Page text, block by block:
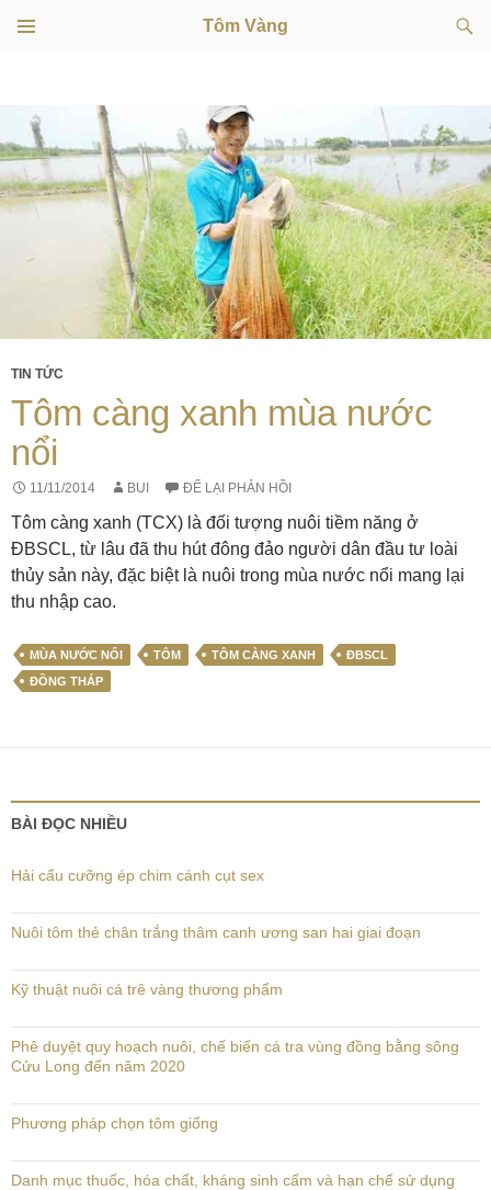
Tôm Vàng
kiếm
NỘI
DUNG
TIN TỨC
Tôm càng xanh mùa nước
nổi
11/11/2014 BUI ĐỂ LẠI PHẢN HỒI
Tôm càng xanh (TCX) là đối tượng nuôi tiềm năng ở
ĐBSCL, từ lâu đã thu hút đông đảo người dân đầu tư loài
thủy sản này, đặc biệt là nuôi trong mùa nước nổi mang lại
thu nhập cao.
MÙA NƯỚC NỔI TÔM TÔM CÀNG XANH
ĐBSCL
ĐỒNG THÁP
BÀI ĐỌC NHIỀU
Hải cẩu cưỡng ép chim cánh cụt sex
Nuôi tôm thẻ chân trắng thâm canh ương san hai giai đoạn
Kỹ thuật nuôi cá trê vàng thương phẩm
Phê duyệt quy hoạch nuôi, chế biến cá tra vùng đồng bằng sông
Cửu Long đến năm 2020
Phương pháp chọn tôm giống
Danh mục thuốc, hóa chất, kháng sinh cấm và hạn chế sử dụng